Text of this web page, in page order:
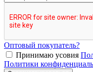
Оптовый покупатель?
Принимаю усовия
Политики